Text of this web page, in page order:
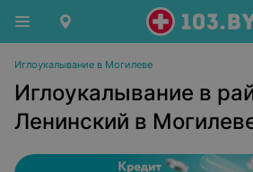
Иглоукалывание в Могилеве
Иглоукалывание в
Ленинский в